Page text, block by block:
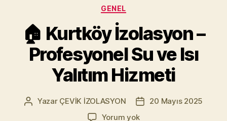
Kategoriler
GENEL
🏠 Kurtköy İzolasyon –
Profesyonel Su ve Isı
Yalıtım Hizmeti
Yazının
Yazar ÇEVİK İZOLASYON
Yazı20 Mayıs 2025
Yorum yok🏠